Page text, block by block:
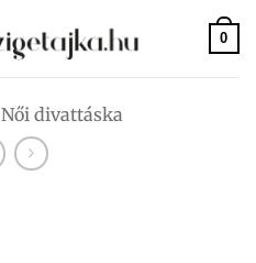
0
Női divattáska